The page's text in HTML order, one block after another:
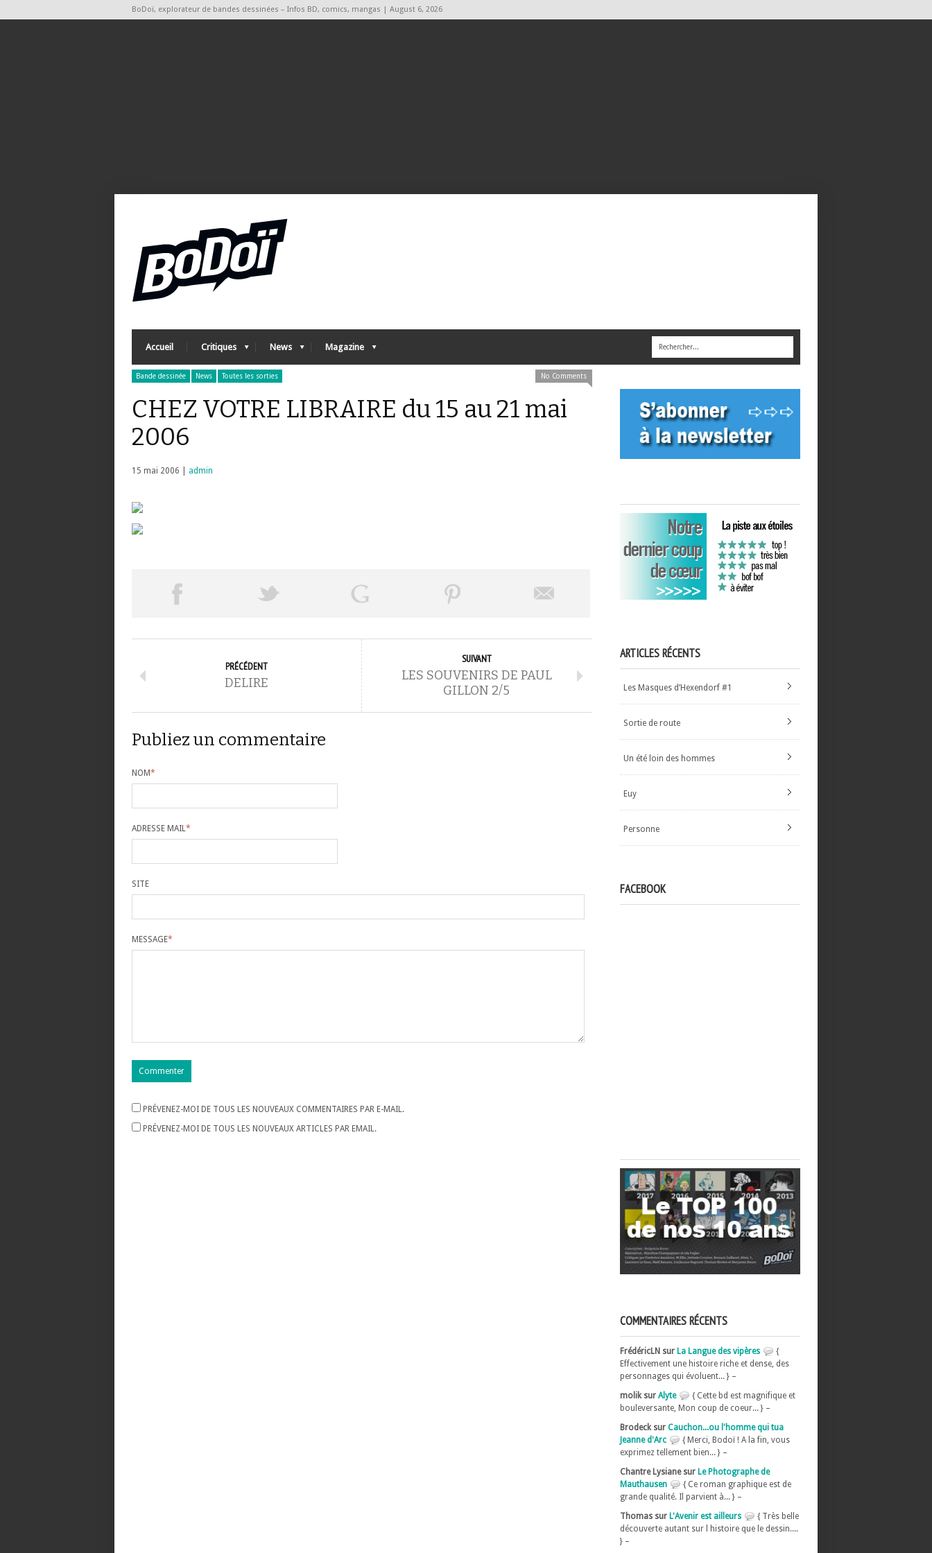
BoDoï, explorateur de bandes dessinées – Infos BD, comics, mangas | August 6, 2026
Accueil Critiques News Magazine
Bande dessinée News Toutes les sorties No Comments
CHEZ VOTRE LIBRAIRE du 15 au 21 mai
2006
15 mai 2006 | admin
PRÉCÉDENT
DELIRE
SUIVANT
LES SOUVENIRS DE PAUL
GILLON 2/5
Publiez un commentaire
NOM*
ADRESSE MAIL*
SITE
MESSAGE*
PRÉVENEZ-MOI DE TOUS LES NOUVEAUX COMMENTAIRES PAR E-MAIL.
PRÉVENEZ-MOI DE TOUS LES NOUVEAUX ARTICLES PAR EMAIL.
ARTICLES RÉCENTS
Les Masques d’Hexendorf #1
Sortie de route
Un été loin des hommes
Euy
Personne
FACEBOOK
COMMENTAIRES RÉCENTS
FrédéricLN sur La Langue des vipères
{
Effectivement une histoire riche et dense, des
personnages qui évoluent... } –
molik sur Alyte
{ Cette bd est magnifique et
bouleversante, Mon coup de coeur... } –
Brodeck sur Cauchon...ou l'homme qui tua
Jeanne d'Arc
{ Merci, Bodoï ! A la fin, vous
exprimez tellement bien... } –
Chantre Lysiane sur Le Photographe de
Mauthausen
{ Ce roman graphique est de
grande qualité. Il parvient à... } –
Thomas sur L'Avenir est ailleurs
{ Très belle
découverte autant sur l histoire que le dessin....
} –